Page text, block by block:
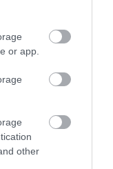
or app.
other
a kávéba:
kóstolgass
világát!